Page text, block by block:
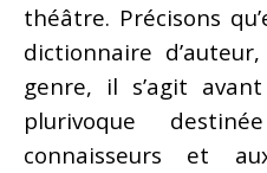
théâtre. Précisons
dictionnaire
genre, il s’agit
plurivoque
connaisseurs et